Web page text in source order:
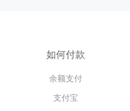
如何付款
余额支付
支付宝